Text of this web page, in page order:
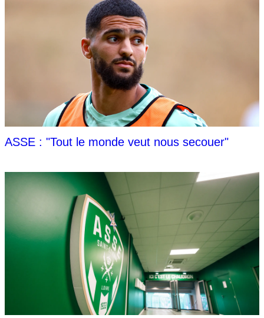
ASSE : "Tout le monde veut nous secouer"